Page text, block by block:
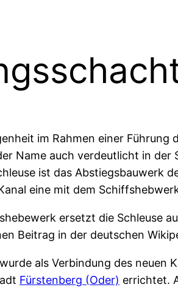
im Rahmen einer
Name auch verdeutlicht in
ist das Abstiegsbauwerk
eine mit dem
ersetzt die Schleuse
Beitrag in der deutschen
als Verbindung des neuen
Fürstenberg (Oder) errichtet.